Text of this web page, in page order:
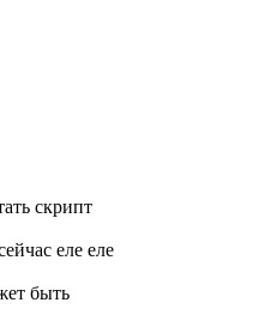
скрипт
еле еле
быть